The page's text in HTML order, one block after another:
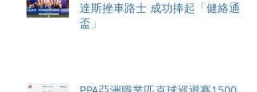
達斯挫車路士 成功捧起「健絡通
盃」